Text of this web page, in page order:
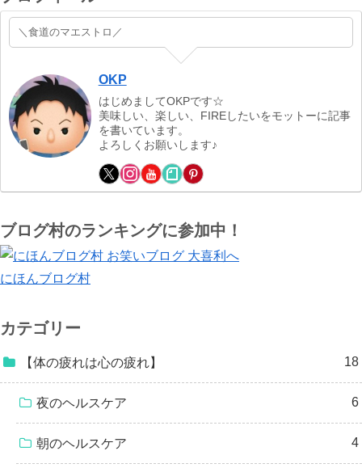
＼食道のマエストロ／
OKP
はじめましてOKPです☆
美味しい、楽しい、FIREしたいをモットーに記事
を書いています。
よろしくお願いします♪
ブログ村のランキングに参加中！
にほんブログ村
カテゴリー
【体の疲れは心の疲れ】 18
夜のヘルスケア 6
朝のヘルスケア 4